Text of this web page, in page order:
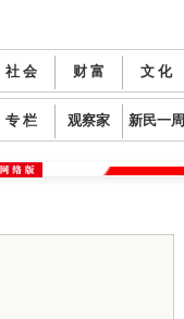
社 会 财 富 文 化
专 栏 观察家 新民一周